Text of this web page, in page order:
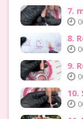
7.
8.
9.
10.